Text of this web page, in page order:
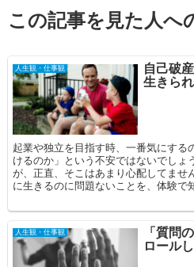
この記事を見た人へ
人生観・仕事観
自己破
生きら
起業や独立を目指す時、一番気にする
けるのか」という不安ではないでしょ
が、正直、そこはあまり心配してませ
に生きるのに問題ないことを、体験で
人生観・仕事観
「質問
ロール